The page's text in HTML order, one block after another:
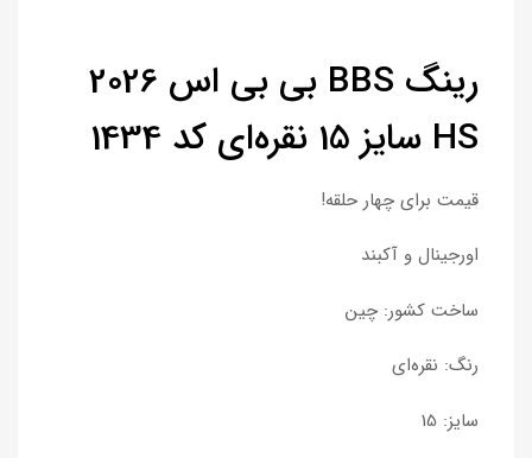
رینگ BBS بی بی اس 2026
HS سایز 15 نقره‌ای کد 1434
قیمت برای چهار حلقه!
اورجینال و آکبند
ساخت کشور: چین
رنگ: نقره‌ای
سایز: 15